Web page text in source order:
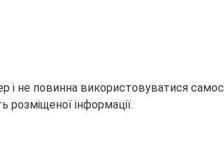
не повинна використовуватися
розміщеної інформації.